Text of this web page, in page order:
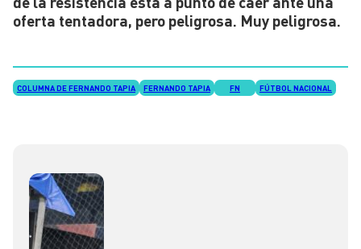
oferta tentadora, pero peligrosa. Muy peligrosa.
COLUMNA DE FERNANDO TAPIA FERNANDO TAPIA FN FÚTBOL NACIONAL